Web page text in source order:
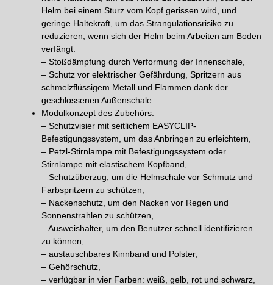
Helm bei einem Sturz vom Kopf gerissen wird, und
geringe Haltekraft, um das Strangulationsrisiko zu
reduzieren, wenn sich der Helm beim Arbeiten am Boden
verfängt.
– Stoßdämpfung durch Verformung der Innenschale,
– Schutz vor elektrischer Gefährdung, Spritzern aus
schmelzflüssigem Metall und Flammen dank der
geschlossenen Außenschale.
Modulkonzept des Zubehörs:
– Schutzvisier mit seitlichem EASYCLIP-
Befestigungssystem, um das Anbringen zu erleichtern,
– Petzl-Stirnlampe mit Befestigungssystem oder
Stirnlampe mit elastischem Kopfband,
– Schutzüberzug, um die Helmschale vor Schmutz und
Farbspritzern zu schützen,
– Nackenschutz, um den Nacken vor Regen und
Sonnenstrahlen zu schützen,
– Ausweishalter, um den Benutzer schnell identifizieren
zu können,
– austauschbares Kinnband und Polster,
– Gehörschutz,
– verfügbar in vier Farben: weiß, gelb, rot und schwarz,